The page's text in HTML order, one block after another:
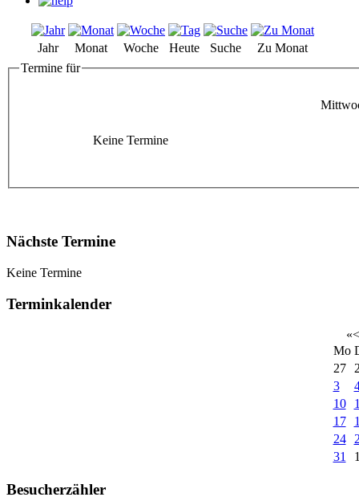
Jahr Monat Woche Heute Suche
Zu Monat
Termine für
Keine Termine
Nächste Termine
Keine Termine
Terminkalender
«<
Mo
27
3
10
17
24
31
Besucherzähler